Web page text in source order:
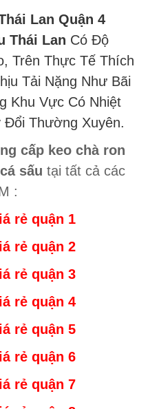
Lan Quận 4
Thái Lan Có Độ
Trên Thực Tế Thích
Tải Nặng Như Bãi
Khu Vực Có Nhiệt
Đổi Thường Xuyên.
cấp keo chà ron
sấu tại tất cả các
:
rẻ quận 1
rẻ quận 2
rẻ quận 3
rẻ quận 4
rẻ quận 5
rẻ quận 6
rẻ quận 7